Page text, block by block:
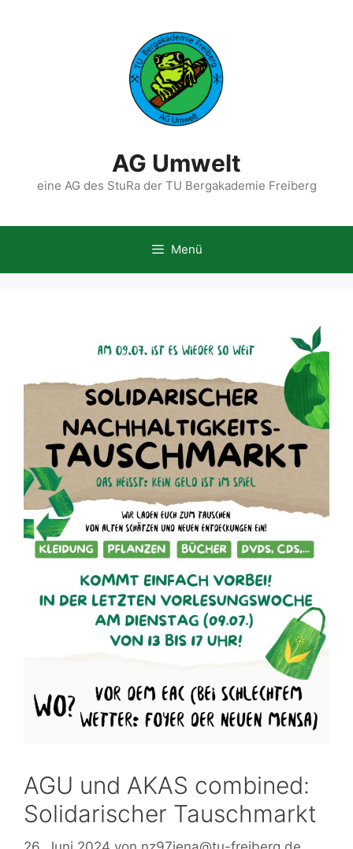
AG Umwelt
eine AG des StuRa der TU Bergakademie Freiberg
Menü
AGU und AKAS combined:
Solidarischer Tauschmarkt